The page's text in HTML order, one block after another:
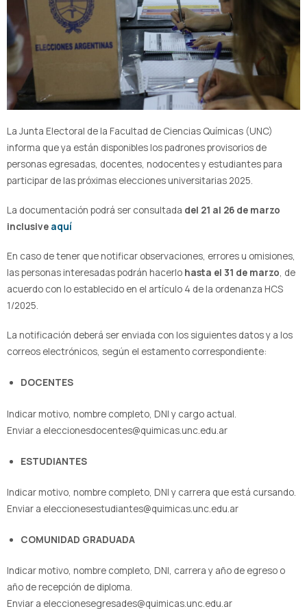
La Junta Electoral de la Facultad de Ciencias Químicas (UNC)
informa que ya están disponibles los padrones provisorios de
personas egresadas, docentes, nodocentes y estudiantes para
participar de las próximas elecciones universitarias 2025.
La documentación podrá ser consultada del 21 al 26 de marzo
inclusive aquí
En caso de tener que notificar observaciones, errores u omisiones,
las personas interesadas podrán hacerlo hasta el 31 de marzo, de
acuerdo con lo establecido en el artículo 4 de la ordenanza HCS
1/2025.
La notificación deberá ser enviada con los siguientes datos y a los
correos electrónicos, según el estamento correspondiente:
DOCENTES
Indicar motivo, nombre completo, DNI y cargo actual.
Enviar a eleccionesdocentes@quimicas.unc.edu.ar
ESTUDIANTES
Indicar motivo, nombre completo, DNI y carrera que está cursando.
Enviar a eleccionesestudiantes@quimicas.unc.edu.ar
COMUNIDAD GRADUADA
Indicar motivo, nombre completo, DNI, carrera y año de egreso o
año de recepción de diploma.
Enviar a eleccionesegresades@quimicas.unc.edu.ar